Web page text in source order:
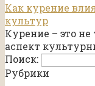
Как курение
культур
Курение – это
аспект
Поиск:
Рубрики